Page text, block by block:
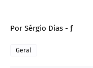
Por Sérgio Dias - ƒ
Geral